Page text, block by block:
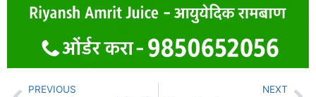
PREVIOUS NEXT